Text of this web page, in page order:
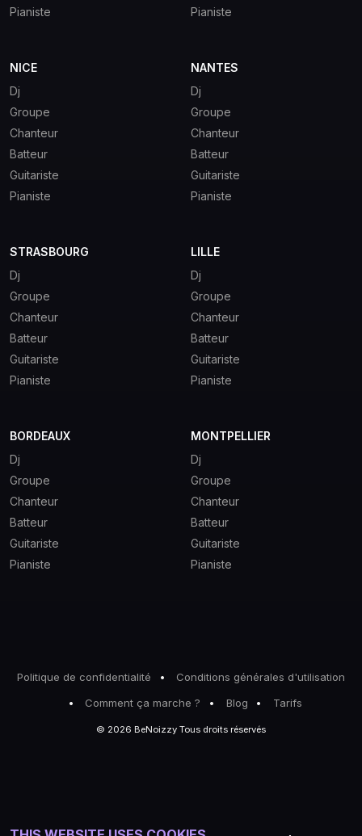
Pianiste
Pianiste
NICE
Dj
Groupe
Chanteur
Batteur
Guitariste
Pianiste
NANTES
Dj
Groupe
Chanteur
Batteur
Guitariste
Pianiste
STRASBOURG
Dj
Groupe
Chanteur
Batteur
Guitariste
Pianiste
LILLE
Dj
Groupe
Chanteur
Batteur
Guitariste
Pianiste
BORDEAUX
Dj
Groupe
Chanteur
Batteur
Guitariste
Pianiste
MONTPELLIER
Dj
Groupe
Chanteur
Batteur
Guitariste
Pianiste
Politique de confidentialité
Conditions générales d'utilisation
Comment ça marche ?
Blog Tarifs
© 2026 BeNoizzy Tous droits réservés